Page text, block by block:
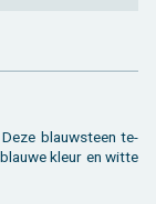
blauw­steen te­
kleur en witte